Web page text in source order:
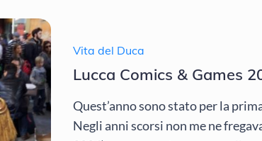
Vita del Duca
Lucca Comics & Games
Quest’anno sono stato per la
Negli anni scorsi non me ne